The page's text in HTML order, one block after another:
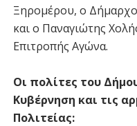
Ξηρομέρου, ο
και ο Παναγιώτης
Επιτροπής Αγώνα.
Οι πολίτες του
Κυβέρνηση και τις
Πολιτείας: